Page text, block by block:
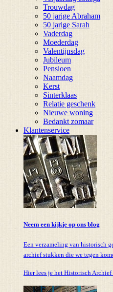
Trouwdag
50 jarige Abraham
50 jarige Sarah
Vaderdag
Moederdag
Valentijnsdag
Jubileum
Pensioen
Naamdag
Kerst
Sinterklaas
Relatie geschenk
Nieuwe woning
Bedankt zomaar
Klantenservice
Neem een kijkje op ons blog
Een verzameling van historisch
archief stukken die we tegen
Hier lees je het Historisch Archief